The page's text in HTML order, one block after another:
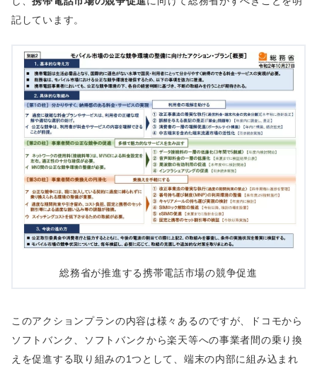
記しています。
総務省が推進する携帯電話市場の競争促進
このアクションプランの内容は様々あるのですが、ドコモから
ソフトバンク、ソフトバンクから楽天等への事業者間の乗り換
えを促進する取り組みの1つとして、端末の内部に組み込まれ